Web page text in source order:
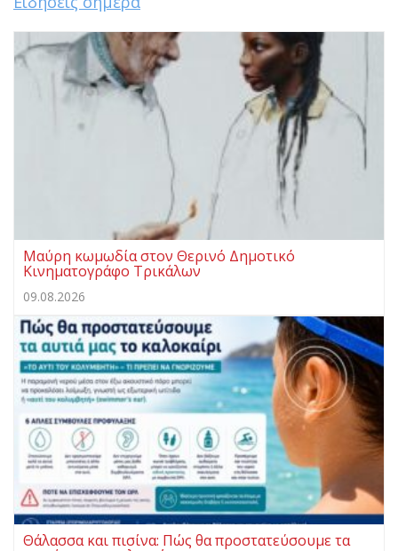
Μαύρη κωμωδία στον Θερινό Δημοτικό
Κινηματογράφο Τρικάλων
09.08.2026
Θάλασσα και πισίνα: Πώς θα προστατεύσουμε τα